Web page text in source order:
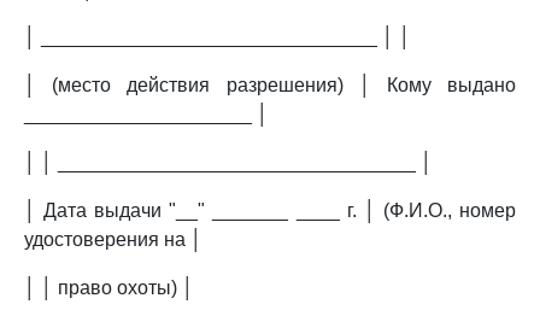
│ (место действия разрешения) │ Кому выдано
│ Дата выдачи "__" _______ ____ г. │ (Ф.И.О., номер
удостоверения на │
│ │ право охоты) │